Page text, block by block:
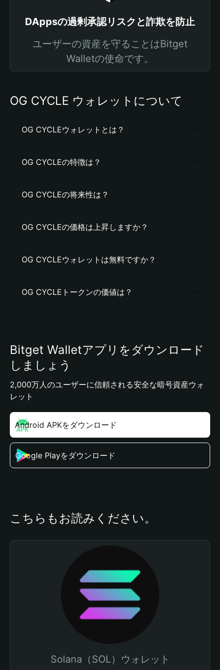
DAppsの過剰承認リスクと詐欺を防止
ユーザーの資産を守ることはBitget
Walletの使命です。
OG CYCLE ウォレットについて
OG CYCLEウォレットとは？
OG CYCLEの特徴は？
OG CYCLEの将来性は？
OG CYCLEの価格は上昇しますか？
OG CYCLEウォレットは無料ですか？
OG CYCLEトークンの価値は？
Bitget Walletアプリをダウンロード
しましょう
2,000万人のユーザーに信頼される安全な暗号資産ウォ
レット
Android APKをダウンロード
Google Playをダウンロード
こちらもお読みください。
Solana（SOL）ウォレット